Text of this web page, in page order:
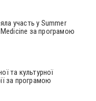
участь у Summer
за програмою
та культурної
за програмою